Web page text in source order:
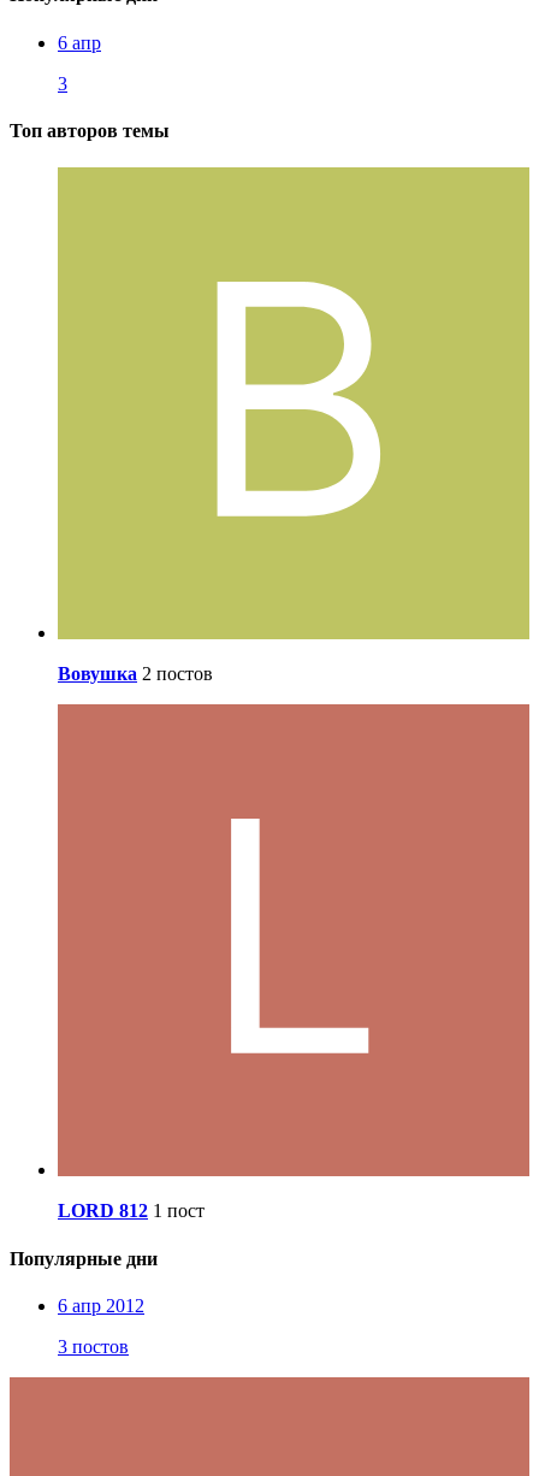
6 апр
3
Топ авторов темы
Вовушка 2 постов
LORD 812 1 пост
Популярные дни
6 апр 2012
3 постов